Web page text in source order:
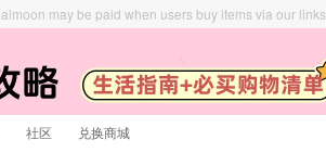
may be paid when users buy items via our links.
社区 兑换商城